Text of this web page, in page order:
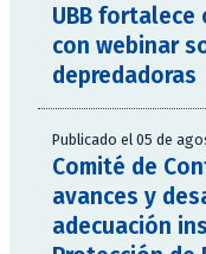
UBB fortalece
con webinar
depredadoras
Publicado el 05 de
Comité de
avances y
adecuación